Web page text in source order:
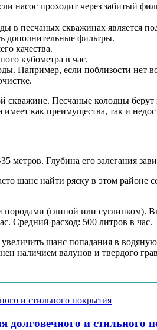
насос проходит через забитый
в песчаных скважинах является
дополнительные фильтры.
качества.
кубометра в час.
Например, если поблизости нет
скважине. Песчаные колодцы
как преимущества, так и
Глубина его залегания
шанс найти ряску в этом
(глиной или
Средний расход: 500 литров в час.
шанс попадания в
наличием валунов и твердого
долговечного и стильного